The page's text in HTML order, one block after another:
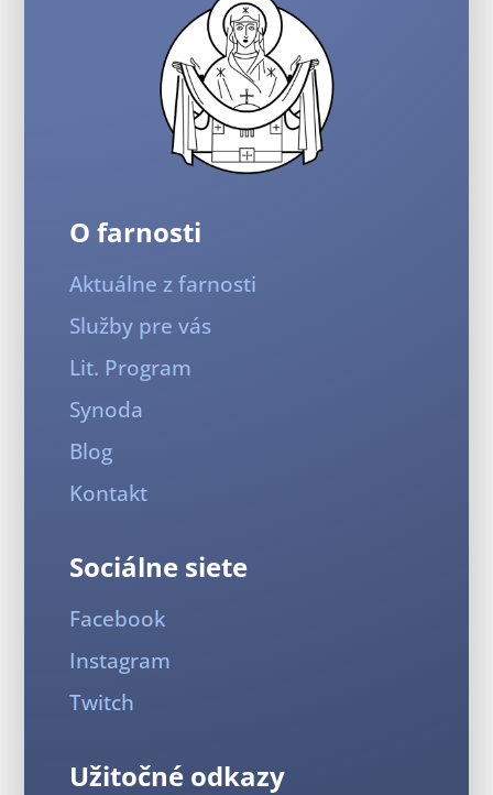
O farnosti
Aktuálne z farnosti
Služby pre vás
Lit. Program
Synoda
Blog
Kontakt
Sociálne siete
Facebook
Instagram
Twitch
Užitočné odkazy